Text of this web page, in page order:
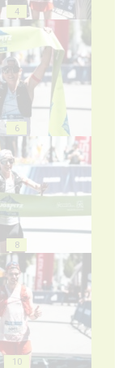
4
6
8
10